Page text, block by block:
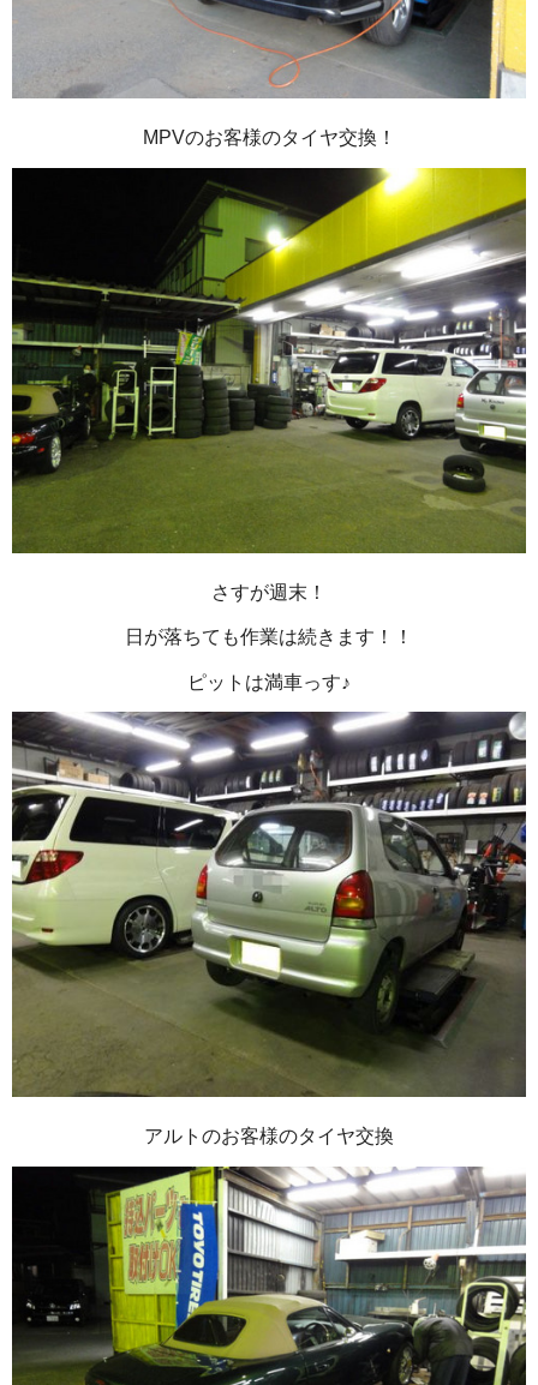
MPVのお客様のタイヤ交換！
さすが週末！
日が落ちても作業は続きます！！
ピットは満車っす♪
アルトのお客様のタイヤ交換